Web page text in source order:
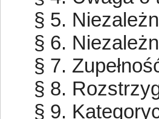
§ 5.
§ 6.
§ 7.
§ 8.
§ 9.